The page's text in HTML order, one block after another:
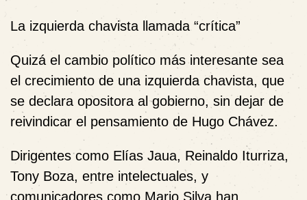
La izquierda chavista llamada “crítica”
Quizá el cambio político más interesante sea
el crecimiento de una izquierda chavista, que
se declara opositora al gobierno, sin dejar de
reivindicar el pensamiento de Hugo Chávez.
Dirigentes como Elías Jaua, Reinaldo Iturriza,
Tony Boza, entre intelectuales, y
comunicadores como Mario Silva han